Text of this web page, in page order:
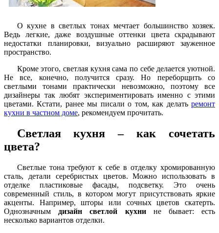
О кухне в светлых тонах мечтает большинство хозяек.
Ведь легкие, даже воздушные оттенки цвета скрадывают
недостатки планировки, визуально расширяют зауженное
пространство.
Кроме этого, светлая кухня сама по себе делается уютной.
Не все, конечно, получится сразу. Но переборщить со
светлыми тонами практически невозможно, поэтому все
дизайнеры так любят экспериментировать именно с этими
цветами. Кстати, ранее мы писали о том, как делать ремонт
кухни в частном доме, рекомендуем прочитать.
Светлая кухня – как сочетать
цвета?
Светлые тона требуют к себе в отделку хромированную
сталь, детали серебристых цветов. Можно использовать в
отделке пластиковые фасады, подсветку. Это очень
современный стиль, в котором могут присутствовать яркие
акценты. Например, шторы или сочных цветов скатерть.
Однозначным дизайн светлой кухнине бывает: есть
несколько вариантов отделки.